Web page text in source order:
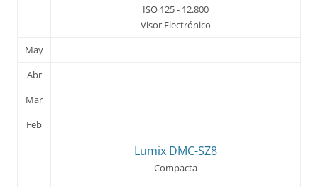
ISO 125 - 12.800
Visor Electrónico
May
Abr
Mar
Feb
Lumix DMC-SZ8
Compacta